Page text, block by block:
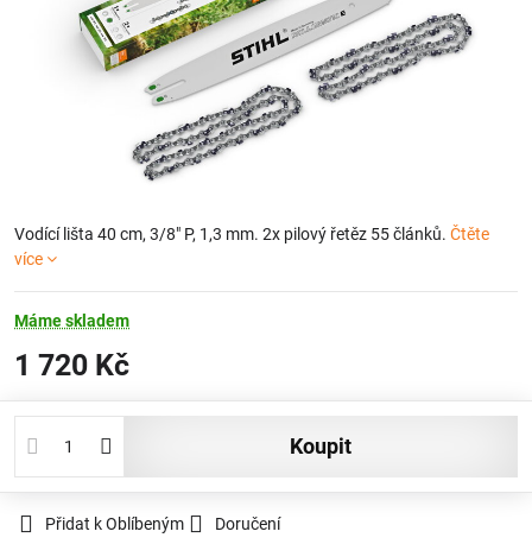
Vodící lišta 40 cm, 3/8" P, 1,3 mm. 2x pilový řetěz 55 článků. Čtěte
více
Máme skladem
1 720 Kč
koupit
Přidat k Oblíbeným Doručení